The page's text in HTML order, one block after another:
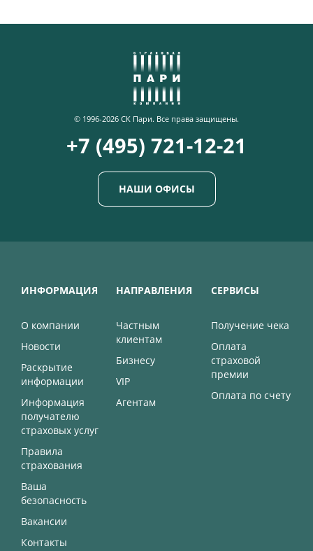
ИНФОРМАЦИЯ
О компании
Новости
Раскрытие
информации
Информация
получателю
страховых услуг
Правила
страхования
Ваша
безопасность
Вакансии
Контакты
НАПРАВЛЕНИЯ
Частным
клиентам
Бизнесу
VIP
Агентам
СЕРВИСЫ
Получение чека
Оплата
страховой
премии
Оплата по счету
© 1996-2026 СК Пари. Все права защищены.
+7 (495) 721-12-21
НАШИ ОФИСЫ